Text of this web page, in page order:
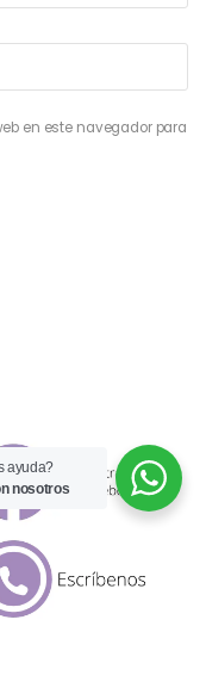
en este navegador para
ayuda?
nosotros